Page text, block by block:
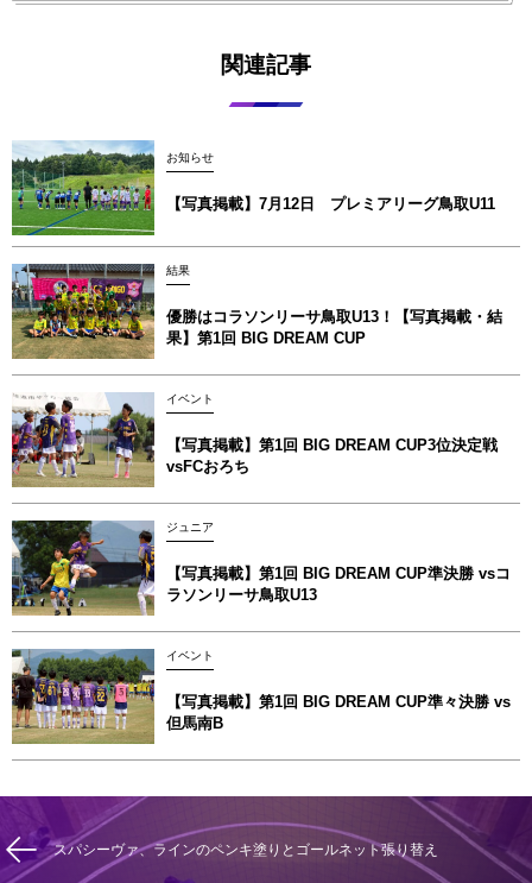
関連記事
お知らせ
【写真掲載】7月12日 プレミアリーグ鳥取U11
結果
優勝はコラソンリーサ鳥取U13！【写真掲載‪‪‪︎︎・結
果】第1回 BIG DREAM CUP
イベント
【写真掲載】第1回 BIG DREAM CUP3位決定戦
vsFCおろち
ジュニア
【写真掲載】第1回 BIG DREAM CUP準決勝 vsコ
ラソンリーサ鳥取U13
イベント
【写真掲載】第1回 BIG DREAM CUP準々決勝 vs
但馬南B
スパシーヴァ、ラインのペンキ塗りとゴールネット張り替え